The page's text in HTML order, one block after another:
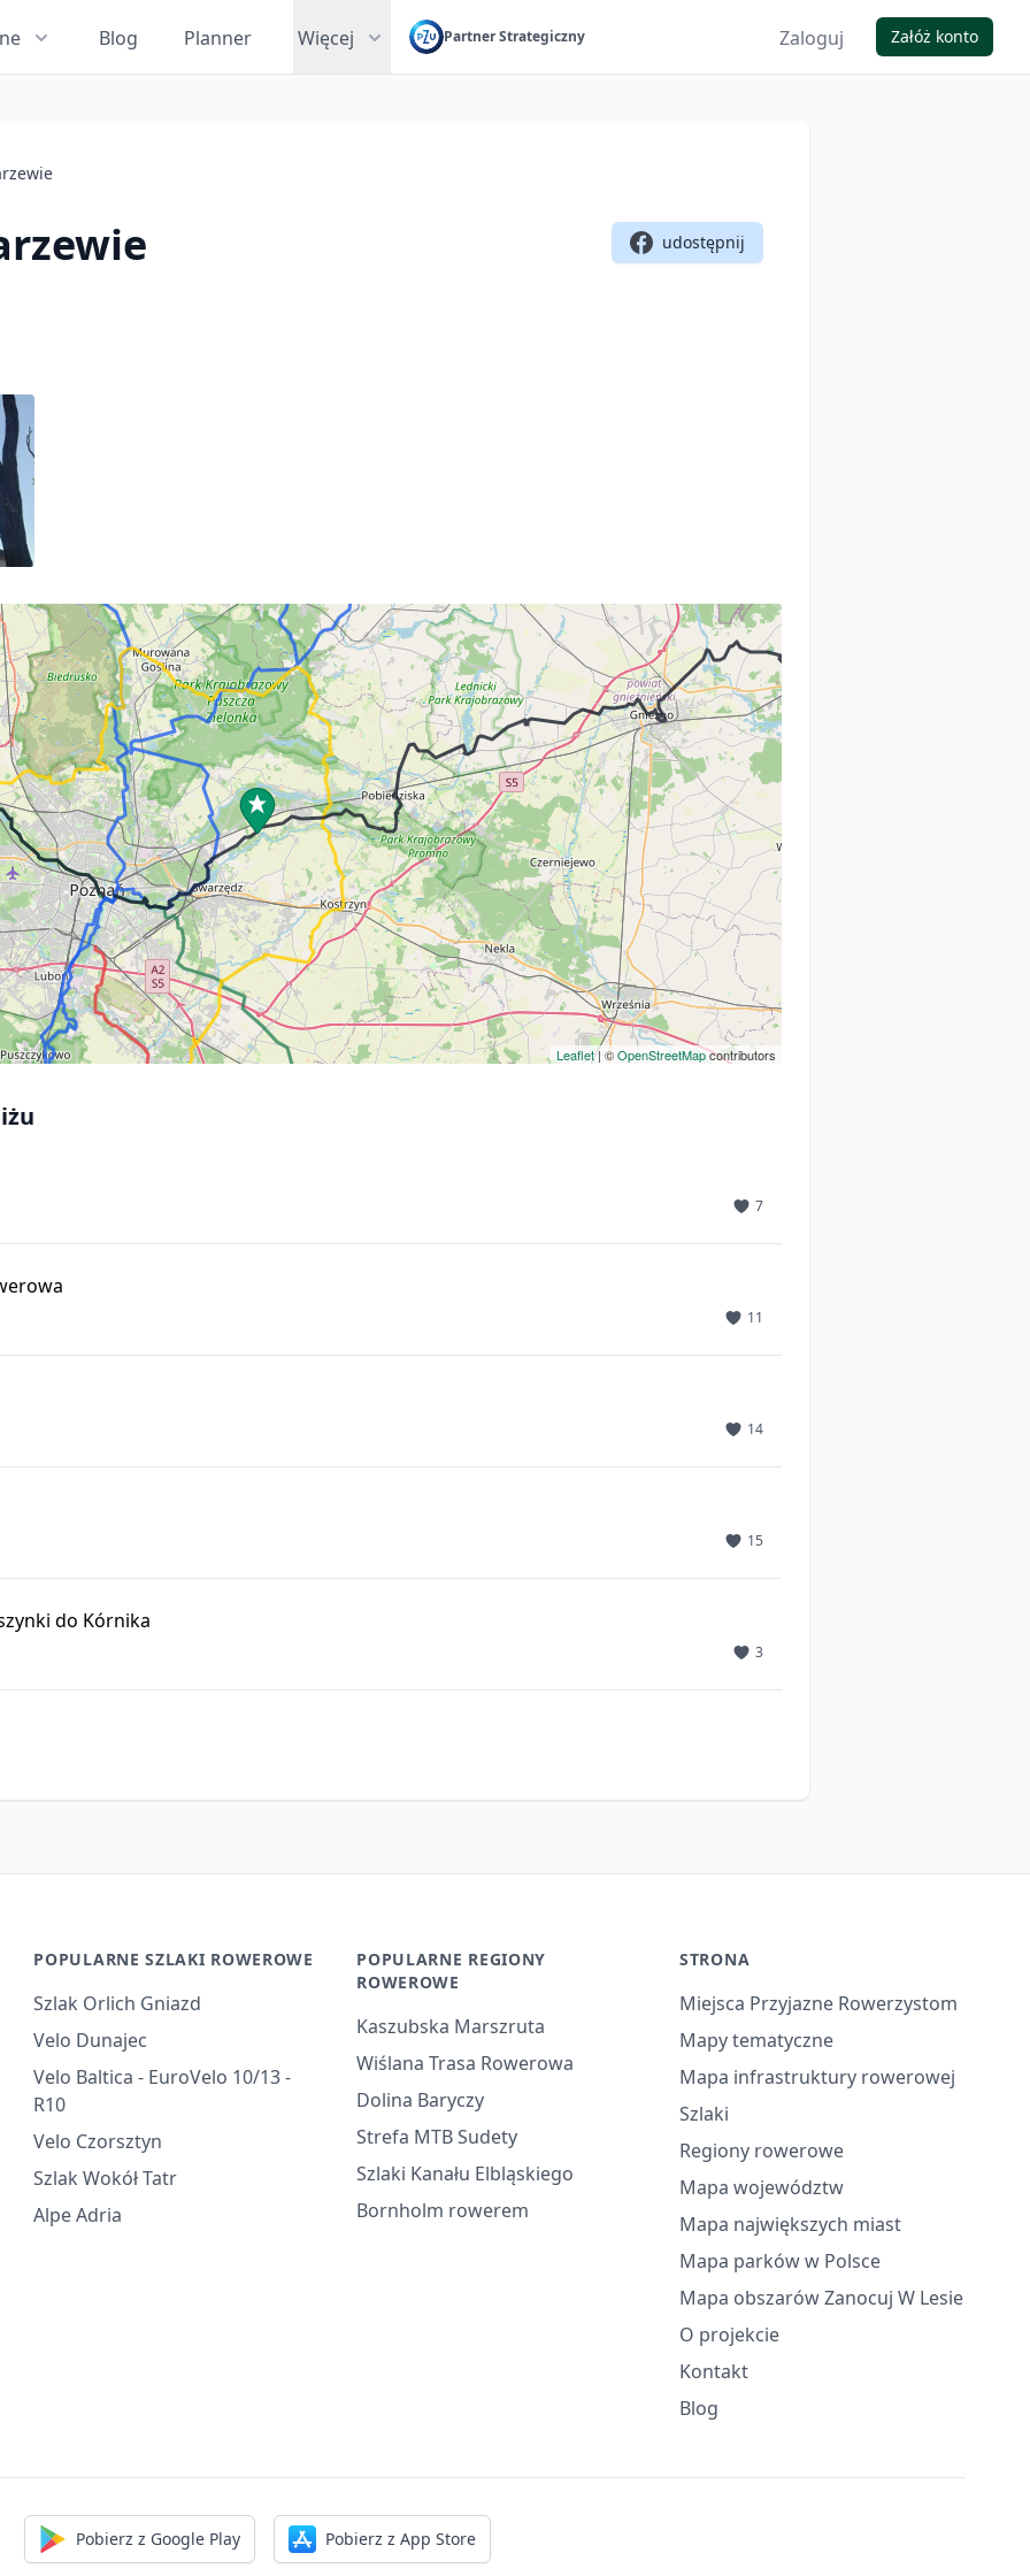
Blog Planner Więcej Partner Strategiczny Zaloguj Załóż konto
udostępnij
Leaflet| ©OpenStreetMapcontributors
7
11
14
15
do Kórnika
3
13
POPULARNE SZLAKI ROWEROWE
Szlak Orlich Gniazd
Velo Dunajec
Velo Baltica - EuroVelo 10/13 -
R10
Velo Czorsztyn
Szlak Wokół Tatr
Alpe Adria
POPULARNE REGIONY
ROWEROWE
Kaszubska Marszruta
Wiślana Trasa Rowerowa
Dolina Baryczy
Strefa MTB Sudety
Szlaki Kanału Elbląskiego
Bornholm rowerem
STRONA
Miejsca Przyjazne Rowerzystom
Mapy tematyczne
Mapa infrastruktury rowerowej
Szlaki
Regiony rowerowe
Mapa województw
Mapa największych miast
Mapa parków w Polsce
Mapa obszarów Zanocuj W Lesie
O projekcie
Kontakt
Blog
Pobierz z Google Play Pobierz z App Store